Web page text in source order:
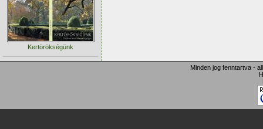
Kertörökségünk
Minden jog fenntartva -